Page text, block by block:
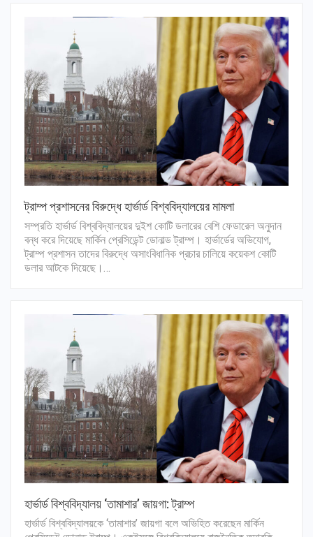
ট্রাম্প প্রশাসনের বিরুদ্ধে হার্ভার্ড বিশ্ববিদ্যালয়ের মামলা
সম্প্রতি হার্ভার্ড বিশ্ববিদ্যালয়ের দুইশ কোটি ডলারের বেশি ফেডারেল অনুদান
বন্ধ করে দিয়েছে মার্কিন প্রেসিডেন্ট ডোনাল্ড ট্রাম্প। হার্ভার্ডের অভিযোগ,
ট্রাম্প প্রশাসন তাদের বিরুদ্ধে অসাংবিধানিক প্রচার চালিয়ে কয়েকশ কোটি
ডলার আটকে দিয়েছে।…
হার্ভার্ড বিশ্ববিদ্যালয় ‘তামাশার’ জায়গা: ট্রাম্প
হার্ভার্ড বিশ্ববিদ্যালয়কে ‘তামাশার’ জায়গা বলে অভিহিত করেছেন মার্কিন